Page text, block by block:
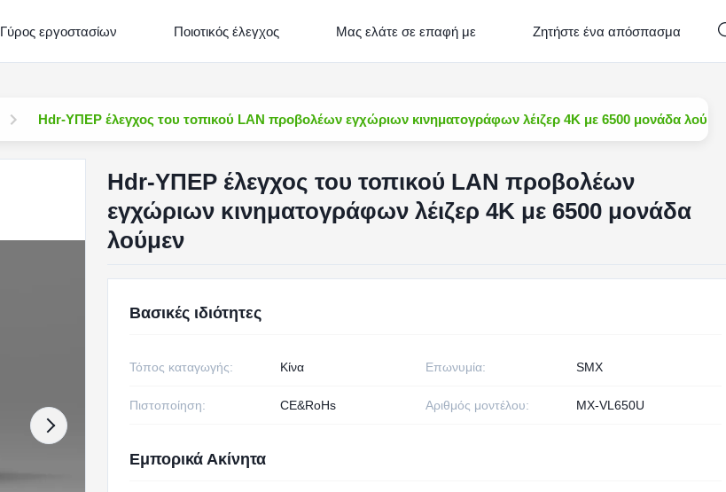
Γύρος εργοστασίων Ποιοτικός έλεγχος Μας ελάτε σε επαφή με Ζητήστε ένα απόσπασμα
Hdr-ΥΠΕΡ έλεγχος του τοπικού LAN προβολέων εγχώριων κινηματογράφων λέιζερ 4K με 6500 μονάδα
Hdr-ΥΠΕΡ έλεγχος του τοπικού LAN προβολέων
εγχώριων κινηματογράφων λέιζερ 4K με 6500 μονάδα
λούμεν
Βασικές ιδιότητες
Τόπος καταγωγής: Κίνα Επωνυμία: SMX
Πιστοποίηση: CE&RoHs Αριθμός μοντέλου: MX-VL650U
Εμπορικά Ακίνητα